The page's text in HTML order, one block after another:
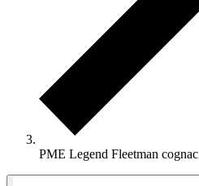
PME Legend Fleetman cognac